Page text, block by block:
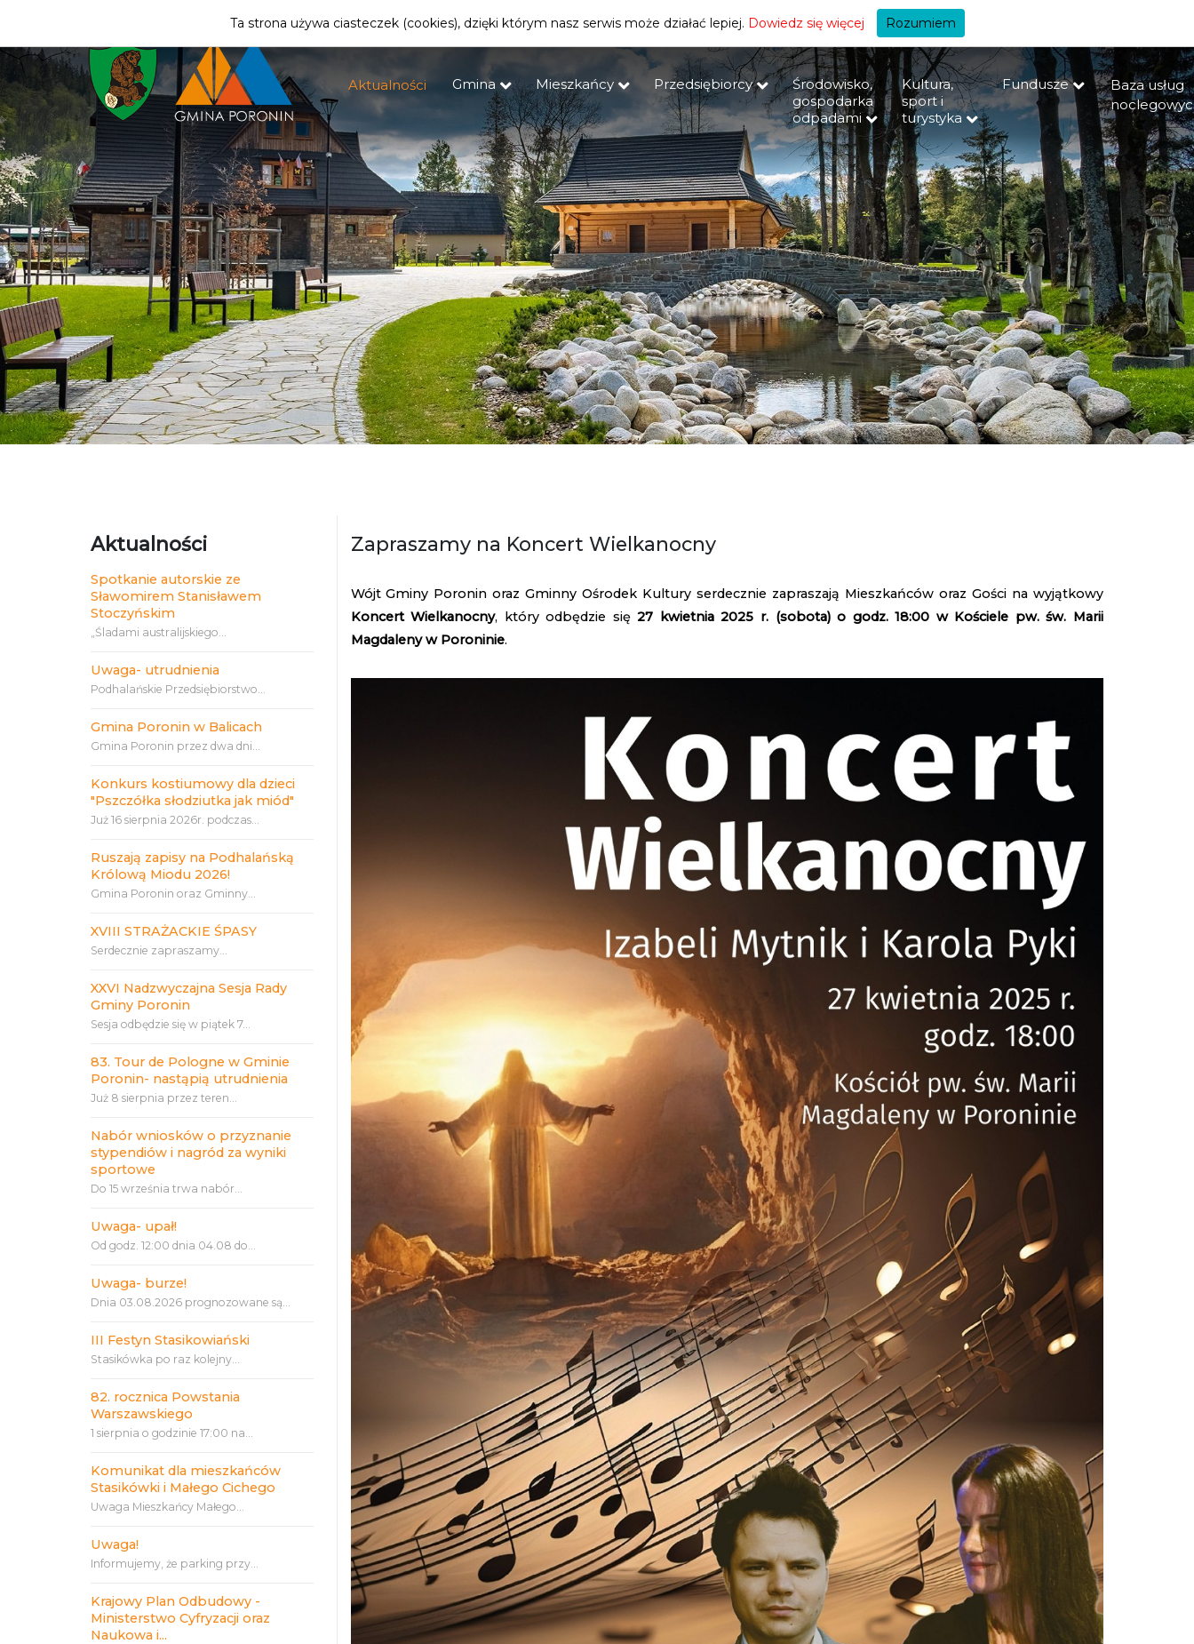
| MIESZKANIEC +A
Aktualności Gmina Mieszkańcy Przedsiębiorcy
Środowisko,
gospodarka
odpadami
Kultura,
sport i
turystyka
Fundusze
Baza usług
Aktualności
Spotkanie autorskie ze
Sławomirem Stanisławem
Stoczyńskim
„Śladami australijskiego...
Uwaga- utrudnienia
Podhalańskie Przedsiębiorstwo...
Gmina Poronin w Balicach
Gmina Poronin przez dwa dni...
Konkurs kostiumowy dla dzieci
"Pszczółka słodziutka jak miód"
Już 16 sierpnia 2026r. podczas...
Ruszają zapisy na Podhalańską
Królową Miodu 2026!
Gmina Poronin oraz Gminny...
XVIII STRAŻACKIE ŚPASY
Serdecznie zapraszamy...
XXVI Nadzwyczajna Sesja Rady
Gminy Poronin
Sesja odbędzie się w piątek 7...
83. Tour de Pologne w Gminie
Poronin- nastąpią utrudnienia
Już 8 sierpnia przez teren...
Nabór wniosków o przyznanie
stypendiów i nagród za wyniki
sportowe
Do 15 września trwa nabór...
Uwaga- upał!
Od godz. 12:00 dnia 04.08 do...
Uwaga- burze!
Dnia 03.08.2026 prognozowane są...
III Festyn Stasikowiański
Stasikówka po raz kolejny...
82. rocznica Powstania
Warszawskiego
1 sierpnia o godzinie 17:00 na...
Komunikat dla mieszkańców
Stasikówki i Małego Cichego
Uwaga Mieszkańcy Małego...
Uwaga!
Informujemy, że parking przy...
Krajowy Plan Odbudowy -
Ministerstwo Cyfryzacji oraz
Naukowa i...
Zapraszamy na Koncert Wielkanocny
Wójt Gminy Poronin oraz Gminny Ośrodek Kultury serdecznie zapraszają Mieszkańców oraz Gości na wyjątkowy
Koncert Wielkanocny, który odbędzie się27 kwietnia 2025 r. (sobota) o godz. 18:00 w Kościele pw. św. Marii
Magdaleny w Poroninie.
Ta strona używa ciasteczek (cookies), dzięki którym nasz serwis może działać lepiej. Dowiedz się więcej Rozumiem